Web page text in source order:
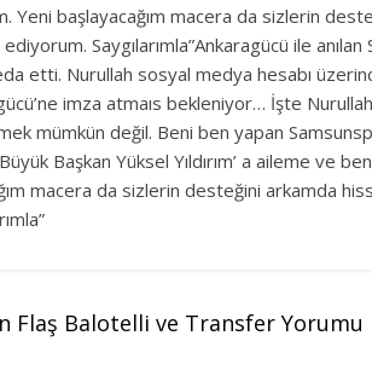
Yeni başlayacağım macera da sizlerin
Saygılarımla”Ankaragücü ile anılan
etti. Nurullah sosyal medya hesabı
imza atmaıs bekleniyor… İşte
mümkün değil. Beni ben yapan
Başkan Yüksel Yıldırım’ a aileme ve
macera da sizlerin desteğini arkamda
Flaş Balotelli ve Transfer Yorumu